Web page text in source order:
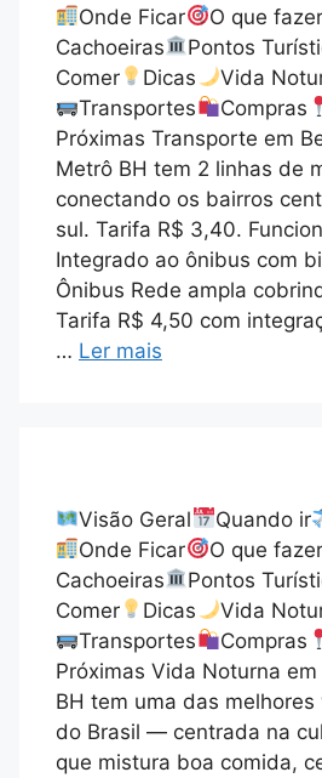
Onde Ficar
O que fazer
Cachoeiras
Pontos
Comer
Dicas Vida
Transportes
Compras
Próximas Transporte em
Metrô BH tem 2 linhas de
conectando os bairros
sul. Tarifa R$ 3,40.
Integrado ao ônibus com
Ônibus Rede ampla
Tarifa R$ 4,50 com
… Ler mais
Visão Geral Quando ir
Onde Ficar
O que fazer
Cachoeiras
Pontos
Comer
Dicas Vida
Transportes
Compras
Próximas Vida Noturna
BH tem uma das
do Brasil — centrada na
que mistura boa comida,